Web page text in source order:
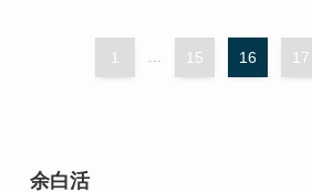
1 ... 15 16 17
余白活